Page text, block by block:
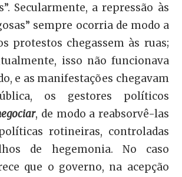
Secularmente, a repressão às
sempre ocorria de modo a
protestos chegassem às ruas;
isso não funcionava
e as manifestações chegavam
os gestores políticos
, de modo a reabsorvê-las
rotineiras, controladas
de hegemonia. No caso
que o governo, na acepção